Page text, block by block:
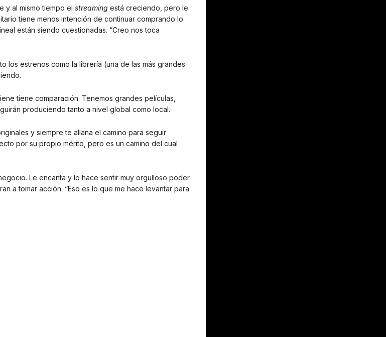
y al mismo tiempo el streaming está creciendo, pero le
tiene menos intención de continuar comprando lo
están siendo cuestionadas. “Creo nos toca
los estrenos como la librería (una de las más grandes
tiene comparación. Tenemos grandes películas,
produciendo tanto a nivel global como local.
y siempre te allana el camino para seguir
por su propio mérito, pero es un camino del cual
Le encanta y lo hace sentir muy orgulloso poder
a tomar acción. “Eso es lo que me hace levantar para